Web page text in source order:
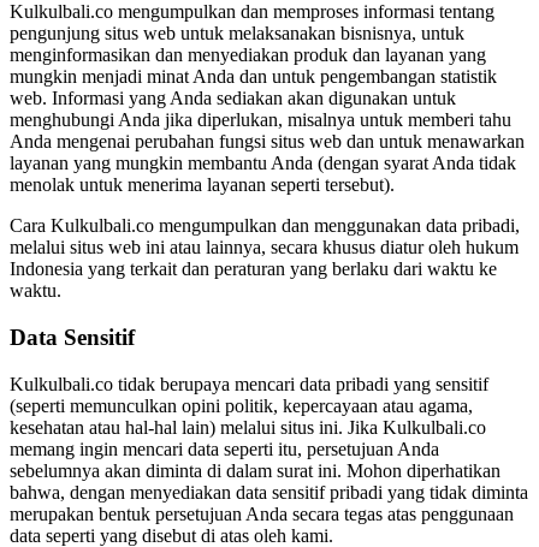
Kulkulbali.co mengumpulkan dan memproses informasi tentang
pengunjung situs web untuk melaksanakan bisnisnya, untuk
menginformasikan dan menyediakan produk dan layanan yang
mungkin menjadi minat Anda dan untuk pengembangan statistik
web. Informasi yang Anda sediakan akan digunakan untuk
menghubungi Anda jika diperlukan, misalnya untuk memberi tahu
Anda mengenai perubahan fungsi situs web dan untuk menawarkan
layanan yang mungkin membantu Anda (dengan syarat Anda tidak
menolak untuk menerima layanan seperti tersebut).
Cara Kulkulbali.co mengumpulkan dan menggunakan data pribadi,
melalui situs web ini atau lainnya, secara khusus diatur oleh hukum
Indonesia yang terkait dan peraturan yang berlaku dari waktu ke
waktu.
Data Sensitif
Kulkulbali.co tidak berupaya mencari data pribadi yang sensitif
(seperti memunculkan opini politik, kepercayaan atau agama,
kesehatan atau hal-hal lain) melalui situs ini. Jika Kulkulbali.co
memang ingin mencari data seperti itu, persetujuan Anda
sebelumnya akan diminta di dalam surat ini. Mohon diperhatikan
bahwa, dengan menyediakan data sensitif pribadi yang tidak diminta
merupakan bentuk persetujuan Anda secara tegas atas penggunaan
data seperti yang disebut di atas oleh kami.